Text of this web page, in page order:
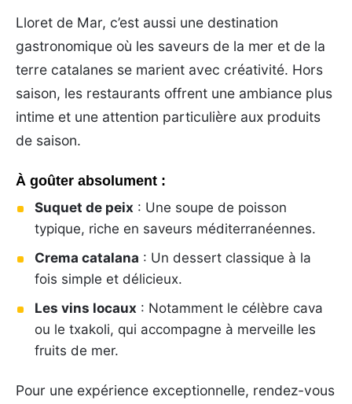
Lloret de Mar, c’est aussi une destination
gastronomique où les saveurs de la mer et de la
terre catalanes se marient avec créativité. Hors
saison, les restaurants offrent une ambiance plus
intime et une attention particulière aux produits
de saison.
À goûter absolument :
Suquet de peix : Une soupe de poisson
typique, riche en saveurs méditerranéennes.
Crema catalana : Un dessert classique à la
fois simple et délicieux.
Les vins locaux : Notamment le célèbre cava
ou le txakoli, qui accompagne à merveille les
fruits de mer.
Pour une expérience exceptionnelle, rendez-vous